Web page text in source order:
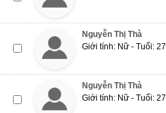
Nguyễn Thị Thà
Giới tính: Nữ - Tuổi: 27
Nguyễn Thị Thà
Giới tính: Nữ - Tuổi: 27